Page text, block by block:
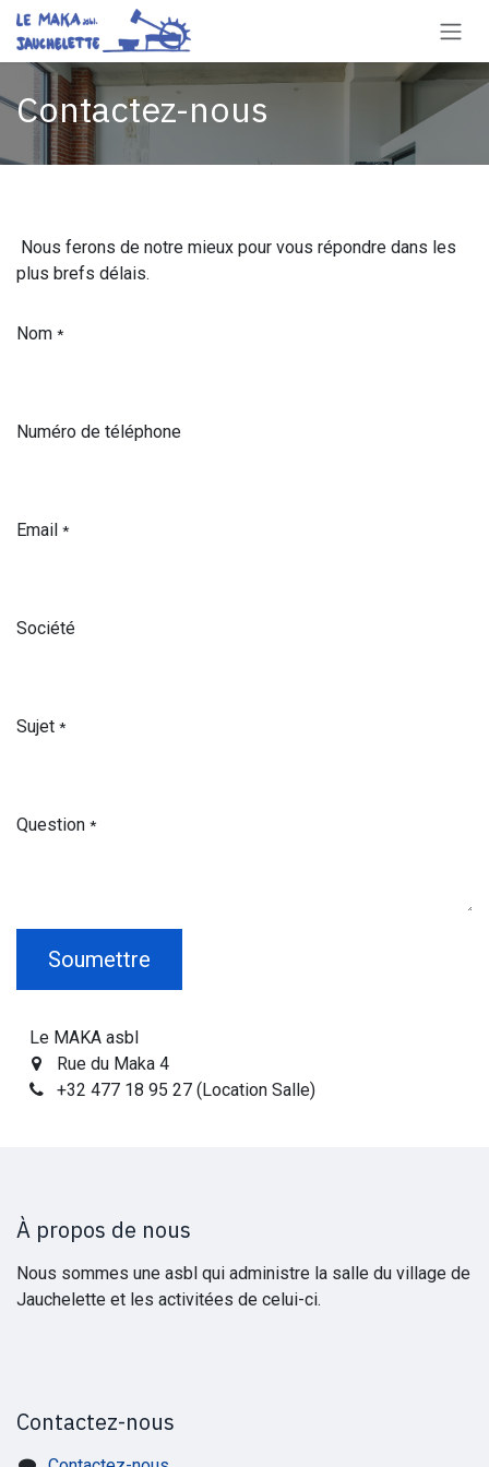
Se rendre au contenu
Contactez-nous
Nous ferons de notre mieux pour vous répondre dans les
plus brefs délais.
Nom *
Numéro de téléphone
Email *
Société
Sujet *
Question *
Soumettre
Le MAKA asbl
Rue du Maka 4
+32 477 18 95 27 (Location Salle)
À propos de nous
Nous sommes une asbl qui administre la salle du village de
Jauchelette et les activitées de celui-ci.
Contactez-nous